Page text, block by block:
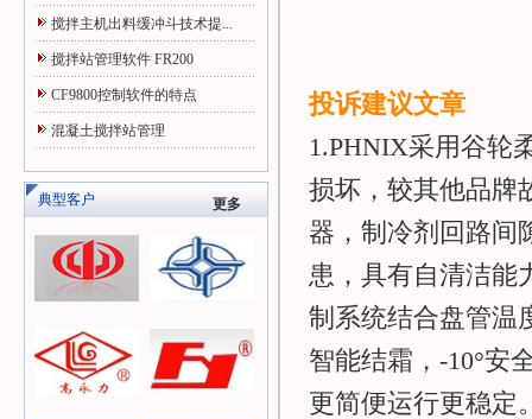
搅拌主机出料缓冲斗技术提...
搅拌站管理软件 FR200
CF9800控制软件的特点
混凝土搅拌站管理
典型客户 更多
投诉建议文章
1.PHNIX采用谷轮
损坏，较其他品牌
器，制冷剂回路间
患，具有自清洁能
制系统结合盘管温
智能结霜，-10°安
更简便运行更稳定